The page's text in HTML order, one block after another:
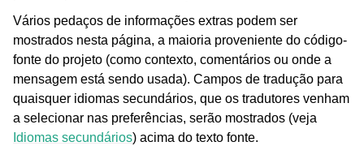
Vários pedaços de informações extras podem ser
mostrados nesta página, a maioria proveniente do código-
fonte do projeto (como contexto, comentários ou onde a
mensagem está sendo usada). Campos de tradução para
quaisquer idiomas secundários, que os tradutores venham
a selecionar nas preferências, serão mostrados (veja
Idiomas secundários) acima do texto fonte.